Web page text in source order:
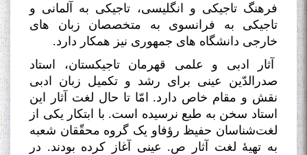
فرهنگ تاجیکی و انگلیسی، تاجیکی به آلمانی و
تاجیکی به فرانسوی به متخصصان زبان های
خارجی دانشگاه های جمهوری نیز همکار دارد.
آثار ادبی و علمی قهرمان تاجیکستان، استاد
صدرالدّین عینی برای رشد و تکمیل زبان ادبی
نقش و مقام خاص دارد. امّا تا حال لغت آثار این
استاد سخن به طبع نرسیده است. با ابتکار یکی از
لغت‌شناسان حفیظ رؤفاو یک گروه محقّقان شعبه
به تهیۀ لغت آثار ص. عینی آغاز کرده بودند. در